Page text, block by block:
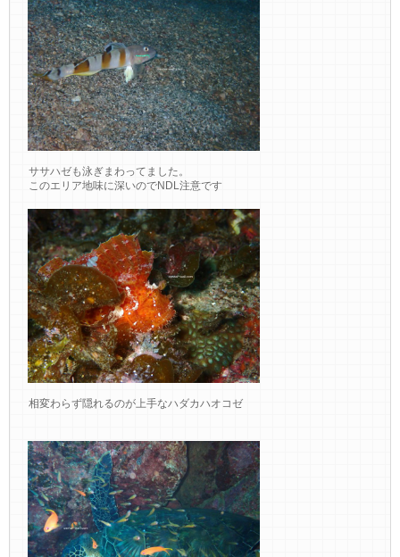
ササハゼも泳ぎまわってました。
このエリア地味に深いのでNDL注意です
相変わらず隠れるのが上手なハダカハオコゼ